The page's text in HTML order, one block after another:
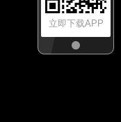
立即下载APP